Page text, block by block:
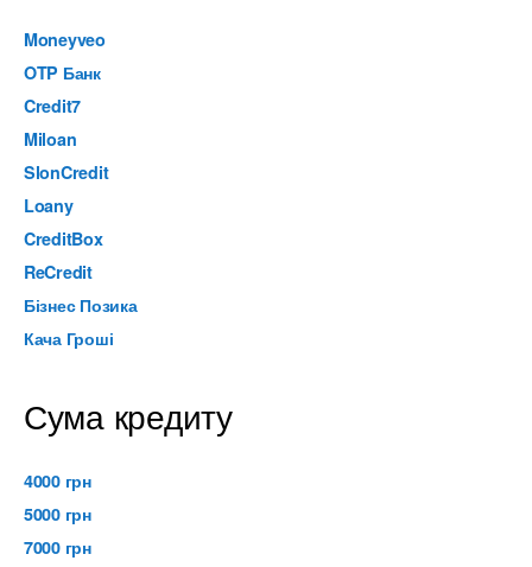
Moneyveo
OTP Банк
Credit7
Miloan
SlonCredit
Loany
CreditBox
ReCredit
Бізнес Позика
Кача Гроші
Сума кредиту
4000 грн
5000 грн
7000 грн